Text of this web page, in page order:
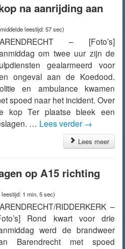
na aanrijding aan
leestijd: 57 sec)
– [Foto’s]
om twee uur zijn de
gealarmeerd voor
ongeval aan de Koedood.
en ambulance kwamen
spoed naar het incident. Over
kop Ter plaatse bleek een
… Lees verder →
Lees meer
op A15 richting
1 min, 5 sec)
RIDDERKERK –
Rond kwart voor drie
werd de brandweer
Barendrecht met spoed